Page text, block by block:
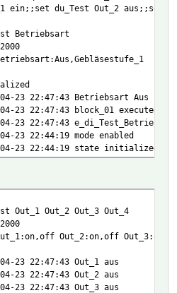
ein;;set du_Test Out_2 aus;;set
Betriebsart
23 22:47:43 Betriebsart Aus
23 22:47:43 block_01 executed
23 22:47:43
23 22:44:19 mode enabled
23 22:44:19 state initialized
Out_1 Out_2 Out_3 Out_4
Out_2:on,off
23 22:47:43 Out_1 aus
23 22:47:43 Out_2 aus
23 22:47:43 Out_3 aus